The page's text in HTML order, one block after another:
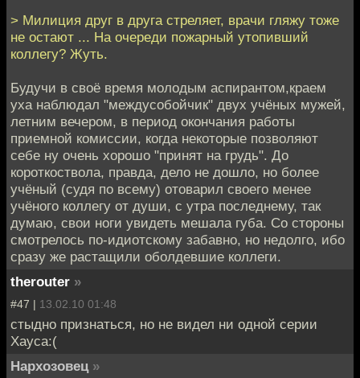
> Милиция друг в друга стреляет, врачи гляжу тоже
не остают ... На очереди пожарный утопивший
коллегу? Жуть.
Будучи в своё время молодым аспирантом,краем
уха наблюдал "междусобойчик" двух учёных мужей,
летним вечером, в период окончания работы
приемной комиссии, когда некоторые позволяют
себе ну очень хорошо "принят на грудь". До
короткоствола, правда, дело не дошло, но более
учёный (судя по всему) отоварил своего менее
учёного коллегу от души, с утра последнему, так
думаю, свои ноги увидеть мешала губа. Со стороны
смотрелось по-идиотскому забавно, но недолго, ибо
сразу же растащили оболдевшие коллеги.
therouter »
#47 | 13.02.10 01:48
стыдно признаться, но не видел ни одной серии
Хауса:(
Нархозовец »